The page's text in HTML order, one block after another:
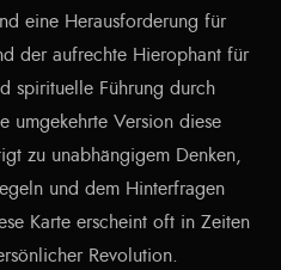
eine Herausforderung für
der aufrechte Hierophant für
spirituelle Führung durch
umgekehrte Version diese
zu unabhängigem Denken,
und dem Hinterfragen
Karte erscheint oft in Zeiten
Revolution.